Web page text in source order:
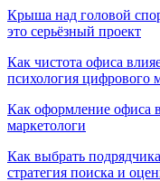
Крыша над головой
это серьёзный проект
Как чистота офиса
психология цифрового
Как оформление офиса
маркетологи
Как выбрать
стратегия поиска и